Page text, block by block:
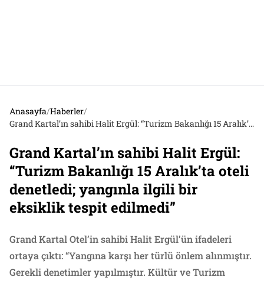
Anasayfa/Haberler/
Grand Kartal’ın sahibi Halit Ergül: “Turizm Bakanlığı 15 Aralık’ta oteli denetledi; yangınla ilgili bir eksiklik tespit edilmedi”
Grand Kartal’ın sahibi Halit Ergül:
“Turizm Bakanlığı 15 Aralık’ta oteli
denetledi; yangınla ilgili bir
eksiklik tespit edilmedi”
Grand Kartal Otel’in sahibi Halit Ergül’ün ifadeleri
ortaya çıktı: “Yangına karşı her türlü önlem alınmıştır.
Gerekli denetimler yapılmıştır. Kültür ve Turizm